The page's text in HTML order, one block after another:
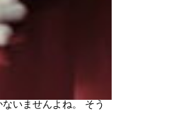
ませんよね。 そう